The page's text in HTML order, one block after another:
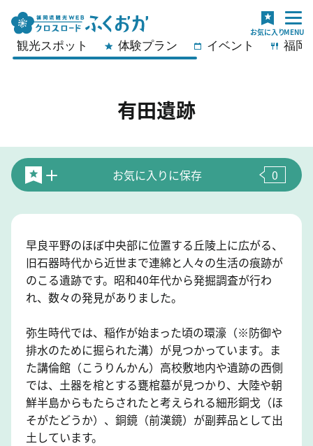
観光スポット 体験プラン イベント 福岡
有田遺跡
お気に入りに保存 0
早良平野のほぼ中央部に位置する丘陵上に広がる、
旧石器時代から近世まで連綿と人々の生活の痕跡が
のこる遺跡です。昭和40年代から発掘調査が行わ
れ、数々の発見がありました。
弥生時代では、稲作が始まった頃の環濠（※防御や
排水のために掘られた溝）が見つかっています。ま
た講倫館（こうりんかん）高校敷地内や遺跡の西側
では、土器を棺とする甕棺墓が見つかり、大陸や朝
鮮半島からもたらされたと考えられる細形銅戈（ほ
そがたどうか）、銅鏡（前漢鏡）が副葬品として出
土しています。